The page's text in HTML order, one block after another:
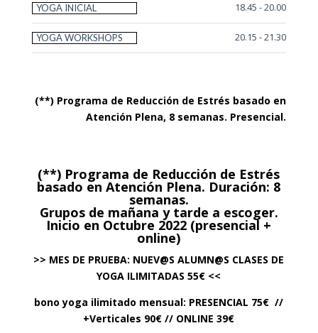
YOGA INICIAL 18.45 - 20.00
YOGA WORKSHOPS 20.15 - 21.30
(**) Programa de Reducción de Estrés basado en
Atención Plena, 8 semanas. Presencial.
(**) Programa de Reducción de Estrés
basado en Atención Plena. Duración: 8
semanas.
Grupos de mañana y tarde a escoger.
Inicio en Octubre 2022 (presencial +
online)
>> MES DE PRUEBA: NUEV@S ALUMN@S CLASES DE
YOGA ILIMITADAS 55€ <<
bono yoga ilimitado mensual: PRESENCIAL 75€ //
+Verticales 90€ // ONLINE 39€